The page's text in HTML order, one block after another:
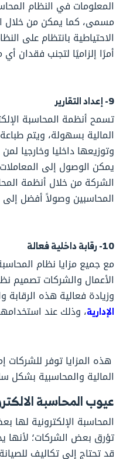
المعلومات في النظام
مسمى، كما يمكن من خلال
الاحتياطية بانتظام على
أمرًا إلزاميًا لتجنب فقدان
9- إعداد التقارير
تسمح أنظمة المحاسبة
المالية بسهولة، ويتم طباعة
وتوزيعها داخليا وخارجيا
يمكن الوصول إلى
الشركة من خلال أنظمة
المحاسبين وصولاً أفضل إلى
10- رقابة داخلية فعالة
مع جميع مزايا نظام
الأعمال والشركات تصميم
وزيادة فعالية هذه
الإدارية، وذلك عند
هذه المزايا توفر للشركات
المالية والمحاسبية
عيوب المحاسبة
المحاسبة الإلكترونية
تؤرق بعض الشركات؛ لأنها
قد تحتاج إلى تكاليف